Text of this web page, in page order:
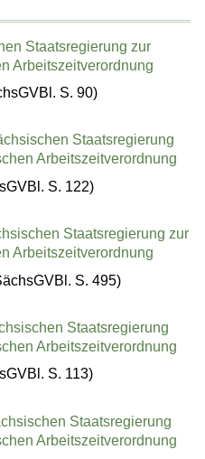
Staatsregierung zur
Arbeitszeitverordnung
S. 90)
Staatsregierung
Arbeitszeitverordnung
S. 122)
Staatsregierung zur
Arbeitszeitverordnung
S. 495)
Staatsregierung
Arbeitszeitverordnung
S. 113)
Staatsregierung
Arbeitszeitverordnung